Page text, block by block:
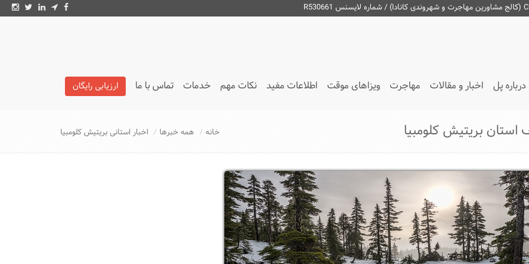
درباره پل اخبار و مقالات مهاجرت ویزاهای موقت اطلاعات مفید نکات مهم خدمات تماس با ما ارزیابی رایگان
استان بریتیش کلومبیا خانه همه خبرها اخبار استانی بریتیش کلومبیا